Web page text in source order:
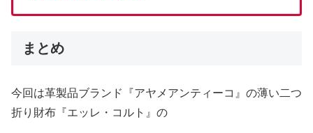
まとめ
今回は革製品ブランド『アヤメアンティーコ』の薄い二つ
折り財布『エッレ・コルト』の